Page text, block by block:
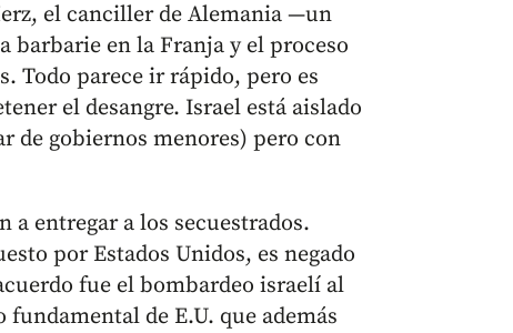
el canciller de Alemania —un
barbarie en la Franja y el proceso
Todo parece ir rápido, pero es
el desangre. Israel está aislado
de gobiernos menores) pero con
a entregar a los secuestrados.
por Estados Unidos, es negado
fue el bombardeo israelí al
de E.U. que además